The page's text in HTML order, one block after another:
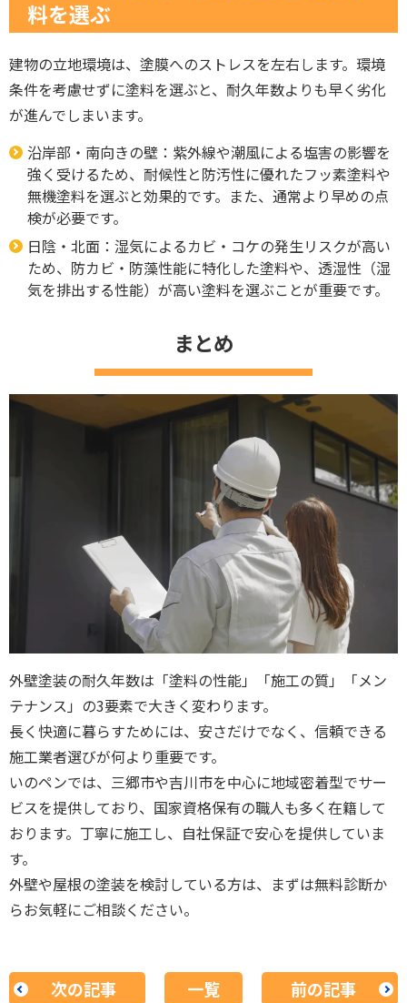
料を選ぶ
建物の立地環境は、塗膜へのストレスを左右します。環境
条件を考慮せずに塗料を選ぶと、耐久年数よりも早く劣化
が進んでしまいます。
沿岸部・南向きの壁：紫外線や潮風による塩害の影響を
強く受けるため、耐候性と防汚性に優れたフッ素塗料や
無機塗料を選ぶと効果的です。また、通常より早めの点
検が必要です。
日陰・北面：湿気によるカビ・コケの発生リスクが高い
ため、防カビ・防藻性能に特化した塗料や、透湿性（湿
気を排出する性能）が高い塗料を選ぶことが重要です。
まとめ
外壁塗装の耐久年数は「塗料の性能」「施工の質」「メン
テナンス」の3要素で大きく変わります。
長く快適に暮らすためには、安さだけでなく、信頼できる
施工業者選びが何より重要です。
いのペンでは、三郷市や吉川市を中心に地域密着型でサー
ビスを提供しており、国家資格保有の職人も多く在籍して
おります。丁寧に施工し、自社保証で安心を提供していま
す。
外壁や屋根の塗装を検討している方は、まずは無料診断か
らお気軽にご相談ください。
次の記事 一覧 前の記事